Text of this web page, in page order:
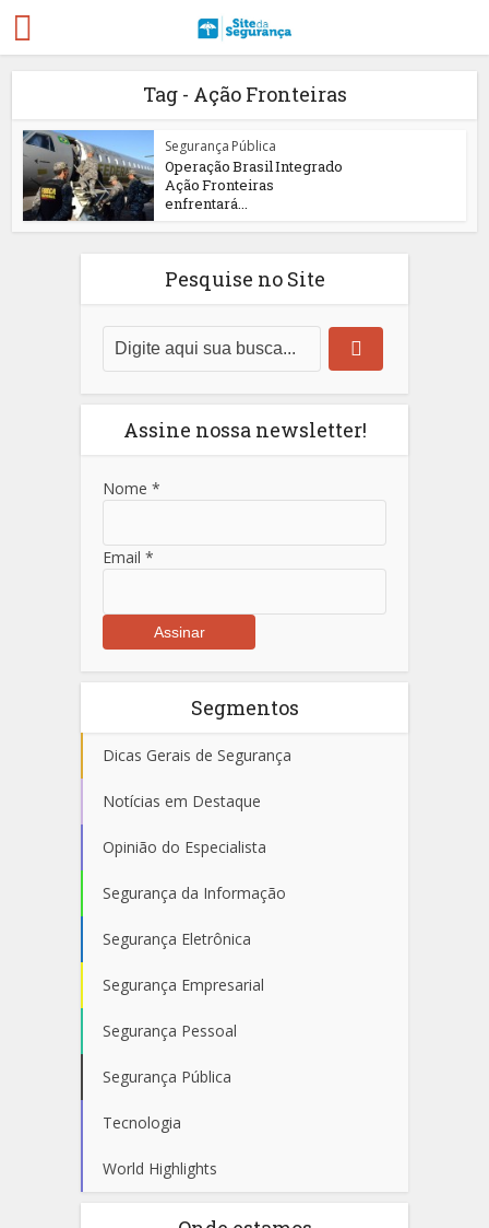
Tag - Ação Fronteiras
Segurança Pública
Operação Brasil Integrado
Ação Fronteiras
enfrentará...
Pesquise no Site
Assine nossa newsletter!
Nome *
Email *
Segmentos
Dicas Gerais de Segurança
Notícias em Destaque
Opinião do Especialista
Segurança da Informação
Segurança Eletrônica
Segurança Empresarial
Segurança Pessoal
Segurança Pública
Tecnologia
World Highlights